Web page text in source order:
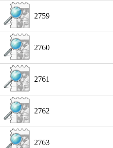
2759
2760
2761
2762
2763